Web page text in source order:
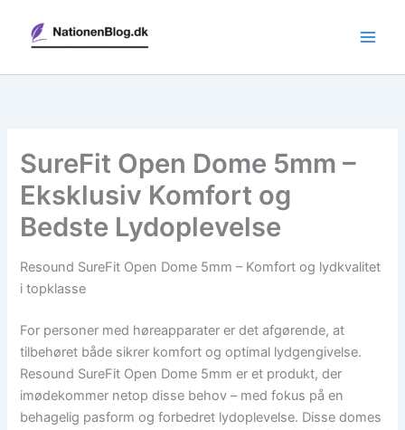
indholdet
SureFit Open Dome 5mm –
Eksklusiv Komfort og
Bedste Lydoplevelse
Resound SureFit Open Dome 5mm – Komfort og lydkvalitet
i topklasse
For personer med høreapparater er det afgørende, at
tilbehøret både sikrer komfort og optimal lydgengivelse.
Resound SureFit Open Dome 5mm er et produkt, der
imødekommer netop disse behov – med fokus på en
behagelig pasform og forbedret lydoplevelse. Disse domes